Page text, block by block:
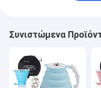
Συνιστώμενα